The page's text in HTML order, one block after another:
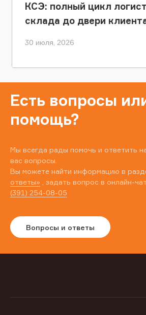
КСЭ: полный цикл
склада до двери
30 июля, 2026
Есть вопросы
помощь?
Мы всегда рады помочь и ответить
вас вопросы.
Вы можете найти информацию в
ответы» , задать вопрос в онлайн-
(391) 254-08-05
Вопросы и ответы